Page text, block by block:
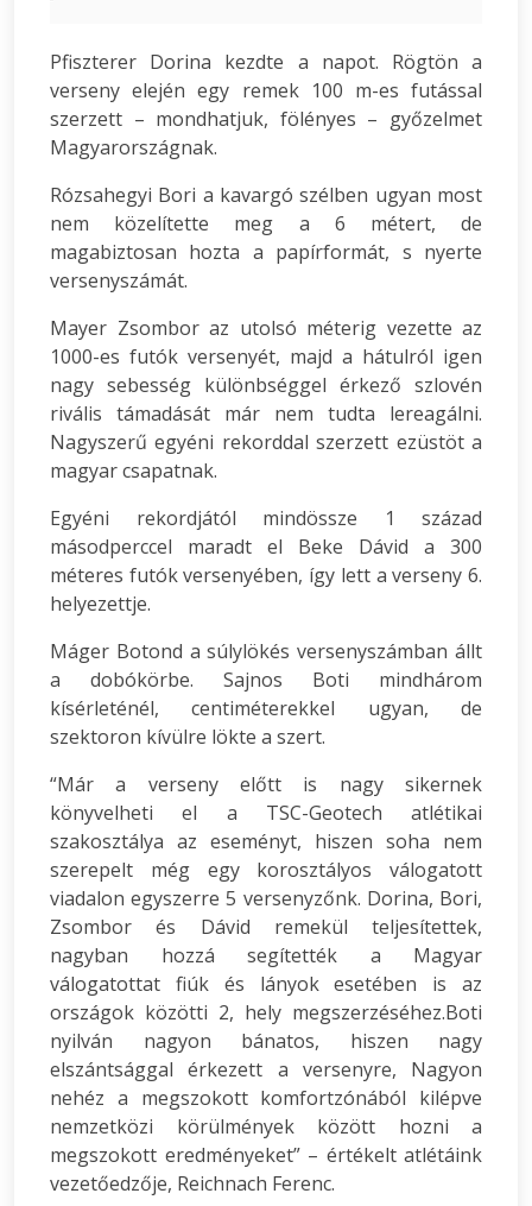
Pfiszterer Dorina kezdte a napot. Rögtön a
verseny elején egy remek 100 m-es futással
szerzett – mondhatjuk, fölényes – győzelmet
Magyarországnak.
Rózsahegyi Bori a kavargó szélben ugyan most
nem közelítette meg a 6 métert, de
magabiztosan hozta a papírformát, s nyerte
versenyszámát.
Mayer Zsombor az utolsó méterig vezette az
1000-es futók versenyét, majd a hátulról igen
nagy sebesség különbséggel érkező szlovén
rivális támadását már nem tudta lereagálni.
Nagyszerű egyéni rekorddal szerzett ezüstöt a
magyar csapatnak.
Egyéni rekordjától mindössze 1 század
másodperccel maradt el Beke Dávid a 300
méteres futók versenyében, így lett a verseny 6.
helyezettje.
Máger Botond a súlylökés versenyszámban állt
a dobókörbe. Sajnos Boti mindhárom
kísérleténél, centiméterekkel ugyan, de
szektoron kívülre lökte a szert.
“Már a verseny előtt is nagy sikernek
könyvelheti el a TSC-Geotech atlétikai
szakosztálya az eseményt, hiszen soha nem
szerepelt még egy korosztályos válogatott
viadalon egyszerre 5 versenyzőnk. Dorina, Bori,
Zsombor és Dávid remekül teljesítettek,
nagyban hozzá segítették a Magyar
válogatottat fiúk és lányok esetében is az
országok közötti 2, hely megszerzéséhez.Boti
nyilván nagyon bánatos, hiszen nagy
elszántsággal érkezett a versenyre, Nagyon
nehéz a megszokott komfortzónából kilépve
nemzetközi körülmények között hozni a
megszokott eredményeket” – értékelt atlétáink
vezetőedzője, Reichnach Ferenc.